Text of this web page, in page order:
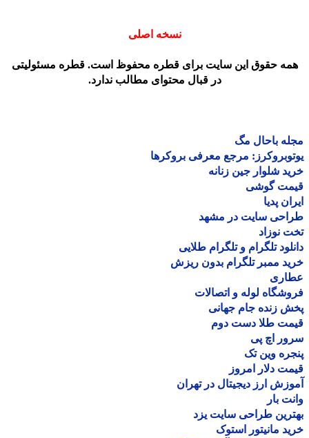
نسخه اصلی
حقوق این سایت برای قطره محفوظ است. قطره مسئولیتی
در قبال محتوای مطالب ندارد.
باحال مگ
مرجع معرفی بروکرها
شلوار جین زنانه
گوشی
پدیا
سایت در مشهد
نوزاد
تلگرام و تلگرام طلایی
ممبر تلگرام بدون ریزش
لوله و اتصالات
زنده جام جهانی
طلا دست دوم
اچ پی
وین تک
دلار امروز
ارز دیجیتال در تهران
بار
طراحی سایت یزد
مانیتور استوک